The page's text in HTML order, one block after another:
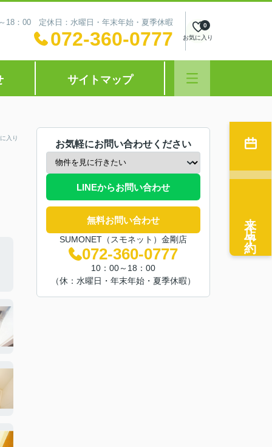
18：00 定休日：水曜日・年末年始・夏季休暇
072-360-0777 お気に入り
0
サイトマップ
入り
お気軽にお問い合わせください
LINEからお問い合わせ
無料お問い合わせ
SUMONET（スモネット）金剛店
072-360-0777
10：00～18：00
（休：水曜日・年末年始・夏季休暇）
来店予約